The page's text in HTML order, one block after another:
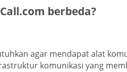
berbeda?
agar mendapat alat
komunikasi yang